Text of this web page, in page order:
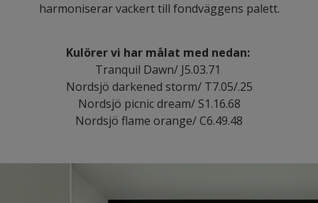
harmoniserar vackert till fondväggens palett.
Kulörer vi har målat med nedan:
Tranquil Dawn/ J5.03.71
Nordsjö darkened storm/ T7.05/.25
Nordsjö picnic dream/ S1.16.68
Nordsjö flame orange/ C6.49.48